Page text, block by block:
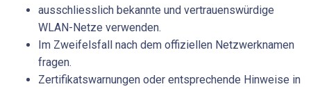
ausschliesslich bekannte und vertrauenswürdige
WLAN-Netze verwenden.
Im Zweifelsfall nach dem offiziellen Netzwerknamen
fragen.
Zertifikatswarnungen oder entsprechende Hinweise in